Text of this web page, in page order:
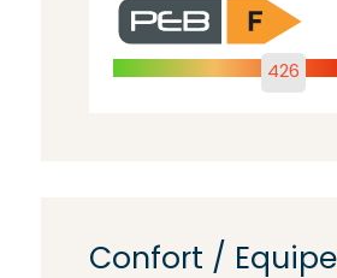
426
Confort /